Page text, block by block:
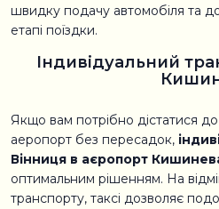
швидку подачу автомобіля та
етапі поїздки.
Індивідуальний
Якщо вам потрібно дістатися
аеропорт без пересадок,
Вінниця в аєропорт
оптимальним рішенням. На
транспорту, таксі дозволяє